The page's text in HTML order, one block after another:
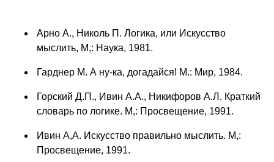
Арно А., Николь П. Логика, или Искусство
мыслить, М,: Наука, 1981.
Гарднер М. А ну-ка, догадайся! М.: Мир, 1984.
Горский Д.П., Ивин А.А., Никифоров А.Л. Краткий
словарь по логике. М,: Просвещение, 1991.
Ивин А,А. Искусство правильно мыслить. М,:
Просвещение, 1991.